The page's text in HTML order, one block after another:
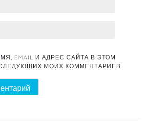
EMAIL И АДРЕС САЙТА В ЭТОМ
МОИХ КОММЕНТАРИЕВ.